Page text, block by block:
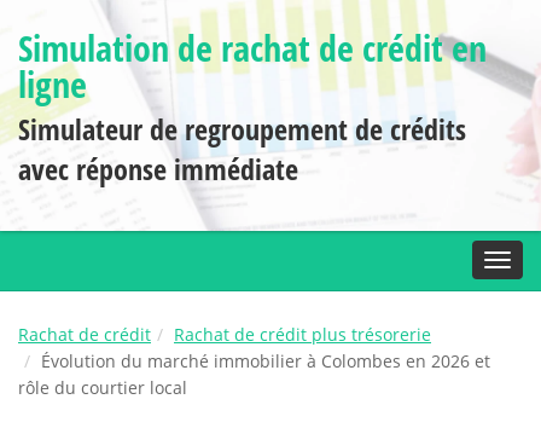
Simulation de rachat de crédit en
ligne
Simulateur de regroupement de crédits
avec réponse immédiate
Rachat de crédit
Rachat de crédit plus trésorerie
Évolution du marché immobilier à Colombes en 2026 et
rôle du courtier local